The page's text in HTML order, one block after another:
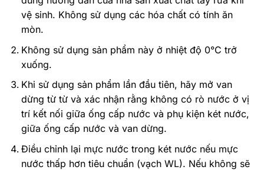
vệ sinh. Không sử dụng các hóa chất có tính ăn
mòn.
Không sử dụng sản phẩm này ở nhiệt độ 0°C trở
xuống.
Khi sử dụng sản phẩm lần đầu tiên, hãy mở van
dừng từ từ và xác nhận rằng không có rò nước ở vị
trí kết nối giữa ống cấp nước và phụ kiện két nước,
giữa ống cấp nước và van dừng.
Điều chỉnh lại mực nước trong két nước nếu mực
nước thấp hơn tiêu chuẩn (vạch WL). Nếu không sẽ